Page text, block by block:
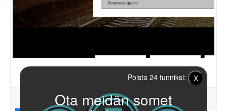
Xn----ctbrfdydbglmmh3i.xn--p1ai
PISTEET
0
GLOBAALI LATAUTUMINEN
Ota meidän somet
Poista 24 tunniksi: X